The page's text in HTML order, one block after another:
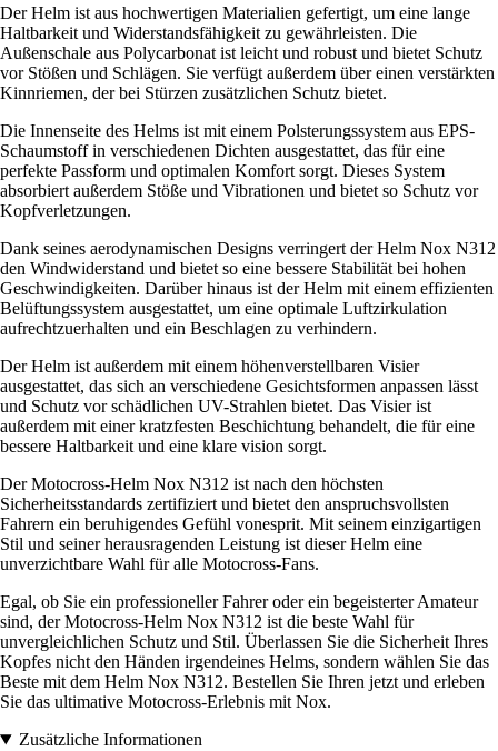
Der Helm ist aus hochwertigen Materialien gefertigt, um eine lange
Haltbarkeit und Widerstandsfähigkeit zu gewährleisten. Die
Außenschale aus Polycarbonat ist leicht und robust und bietet Schutz
vor Stößen und Schlägen. Sie verfügt außerdem über einen verstärkten
Kinnriemen, der bei Stürzen zusätzlichen Schutz bietet.
Die Innenseite des Helms ist mit einem Polsterungssystem aus EPS-
Schaumstoff in verschiedenen Dichten ausgestattet, das für eine
perfekte Passform und optimalen Komfort sorgt. Dieses System
absorbiert außerdem Stöße und Vibrationen und bietet so Schutz vor
Kopfverletzungen.
Dank seines aerodynamischen Designs verringert der Helm Nox N312
den Windwiderstand und bietet so eine bessere Stabilität bei hohen
Geschwindigkeiten. Darüber hinaus ist der Helm mit einem effizienten
Belüftungssystem ausgestattet, um eine optimale Luftzirkulation
aufrechtzuerhalten und ein Beschlagen zu verhindern.
Der Helm ist außerdem mit einem höhenverstellbaren Visier
ausgestattet, das sich an verschiedene Gesichtsformen anpassen lässt
und Schutz vor schädlichen UV-Strahlen bietet. Das Visier ist
außerdem mit einer kratzfesten Beschichtung behandelt, die für eine
bessere Haltbarkeit und eine klare vision sorgt.
Der Motocross-Helm Nox N312 ist nach den höchsten
Sicherheitsstandards zertifiziert und bietet den anspruchsvollsten
Fahrern ein beruhigendes Gefühl vonesprit. Mit seinem einzigartigen
Stil und seiner herausragenden Leistung ist dieser Helm eine
unverzichtbare Wahl für alle Motocross-Fans.
Egal, ob Sie ein professioneller Fahrer oder ein begeisterter Amateur
sind, der Motocross-Helm Nox N312 ist die beste Wahl für
unvergleichlichen Schutz und Stil. Überlassen Sie die Sicherheit Ihres
Kopfes nicht den Händen irgendeines Helms, sondern wählen Sie das
Beste mit dem Helm Nox N312. Bestellen Sie Ihren jetzt und erleben
Sie das ultimative Motocross-Erlebnis mit Nox.
Zusätzliche Informationen